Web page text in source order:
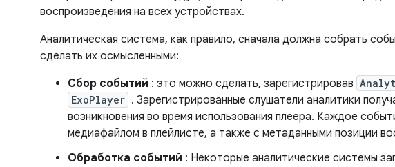
воспроизведения на всех устройствах.
Аналитическая система, как правило, сначала должна собрать
сделать их осмысленными:
Сбор событий : это можно сделать, зарегистрировав
ExoPlayer . Зарегистрированные слушатели аналитики
возникновения во время использования плеера. Каждое
медиафайлом в плейлисте, а также с метаданными позиции
Обработка событий : Некоторые аналитические системы